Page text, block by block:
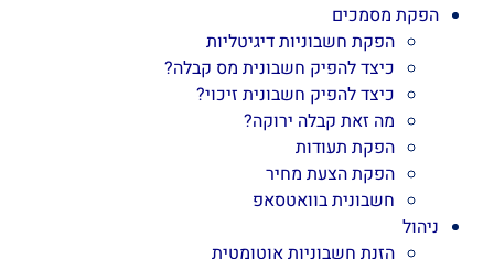
הפקת מסמכים
הפקת חשבוניות דיגיטליות
כיצד להפיק חשבונית מס קבלה?
כיצד להפיק חשבונית זיכוי?
מה זאת קבלה ירוקה?
הפקת תעודות
הפקת הצעת מחיר
חשבונית בוואטסאפ
ניהול
הזנת חשבוניות אוטומטית